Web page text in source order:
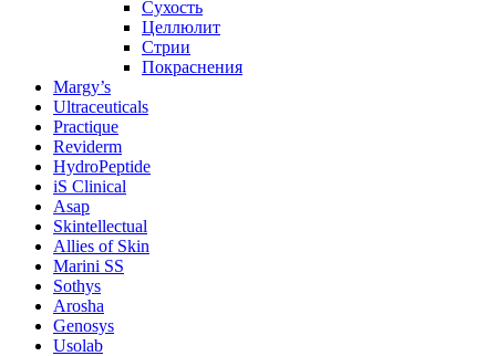
Сухость
Целлюлит
Стрии
Покраснения
Margy’s
Ultraceuticals
Practique
Reviderm
HydroPeptide
iS Clinical
Asap
Skintellectual
Allies of Skin
Marini SS
Sothys
Arosha
Genosys
Usolab